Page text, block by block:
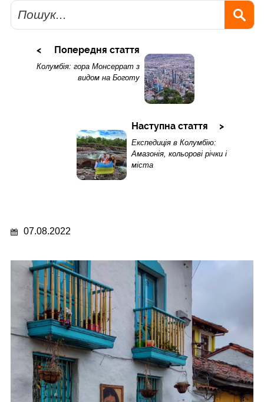
Пошук
Попередня стаття
Колумбія: гора Монсеррат з
видом на Боготу
Наступна стаття
Експедиція в Колумбію:
Амазонія, кольорові річки і
міста
07.08.2022